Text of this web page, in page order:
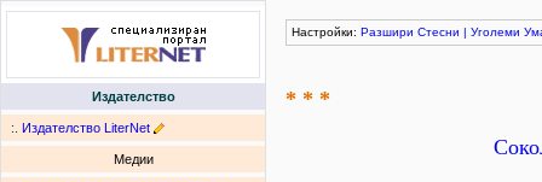
Издателство
:. Издателство LiterNet
Медии
Настройки: Разшири Стесни | Уголеми
* * *